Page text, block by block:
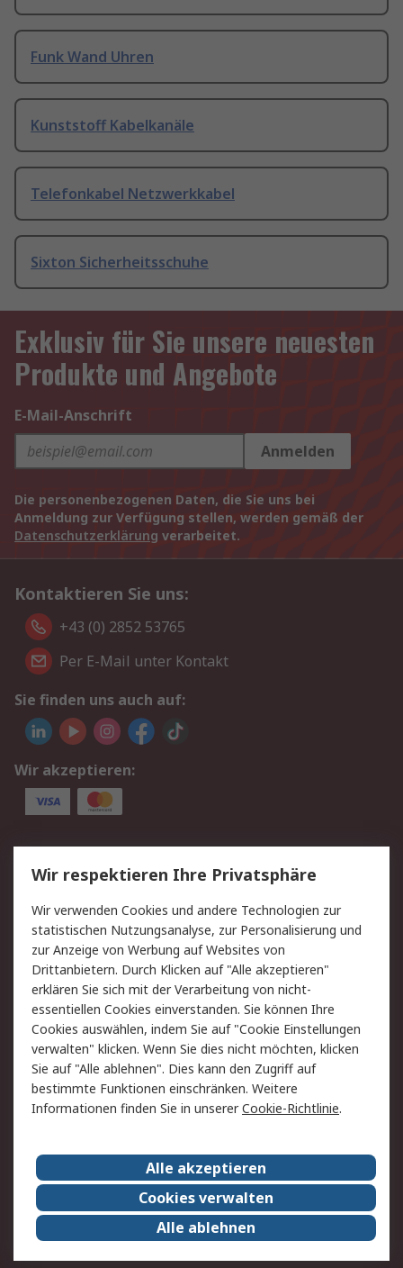
Funk Wand Uhren
Kunststoff Kabelkanäle
Telefonkabel Netzwerkkabel
Sixton Sicherheitsschuhe
Exklusiv für Sie unsere neuesten
Produkte und Angebote
E-Mail-Anschrift
Anmelden
Die personenbezogenen Daten, die Sie uns bei
Anmeldung zur Verfügung stellen, werden gemäß der
Datenschutzerklärung verarbeitet.
Kontaktieren Sie uns:
+43 (0) 2852 53765
Per E-Mail unter Kontakt
Sie finden uns auch auf:
Wir akzeptieren:
Service
Value Added Services
Lieferlösungen
Rücksendung/Entsorgung Kontakt
Hilfe
Rechtliches
RS Verkaufs- und
Lieferbedingungen
Datenschutz
Cookie-Richtlinie
Zahlungsbedingungen
Impressum
Webseite Konditionen
RS weltweit
Karriere bei RS
Nachhaltigkeit
Qualität/Zertifikate
Presse-Center
Event-Center
Wir respektieren Ihre Privatsphäre
Wir verwenden Cookies und andere Technologien zur
statistischen Nutzungsanalyse, zur Personalisierung und
zur Anzeige von Werbung auf Websites von
Drittanbietern. Durch Klicken auf "Alle akzeptieren"
erklären Sie sich mit der Verarbeitung von nicht-
essentiellen Cookies einverstanden. Sie können Ihre
Cookies auswählen, indem Sie auf "Cookie Einstellungen
verwalten" klicken. Wenn Sie dies nicht möchten, klicken
Sie auf "Alle ablehnen". Dies kann den Zugriff auf
bestimmte Funktionen einschränken. Weitere
Informationen finden Sie in unsererCookie-Richtlinie.
Alle akzeptieren
Cookies verwalten
Alle ablehnen